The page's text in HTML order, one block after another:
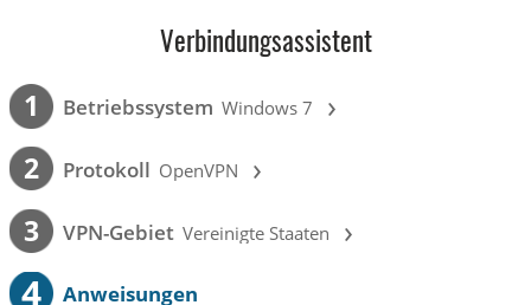
Verbindungsassistent
1 Betriebssystem Windows 7 ›
2 Protokoll OpenVPN ›
3 VPN-Gebiet Vereinigte Staaten ›
4 Anweisungen